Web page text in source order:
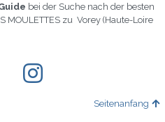
bei der Suche nach der besten
MOULETTES zu Vorey (Haute-Loire
Seitenanfang